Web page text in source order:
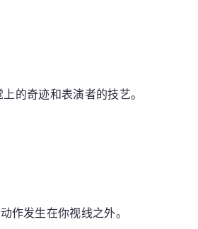
的奇迹和表演者的技艺。
作发生在你视线之外。